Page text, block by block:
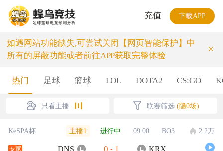
充值 下载APP
如遇网站功能缺失,可尝试关闭【网页智能保护】中
所有的屏蔽功能或者前往APP获取完整体验
×
热门 足球 篮球 LOL DOTA2 CS:GO
只看主播 联赛筛选 (隐0场)
KeSPA杯 主播1 进行中 09:00 BO3 2.2万
专家 DNS 0 - 1 KRX